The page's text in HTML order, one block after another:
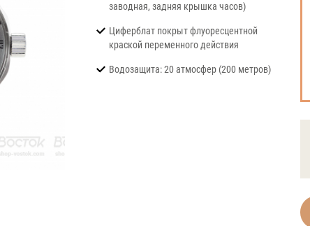
заводная, задняя крышка часов)
Циферблат покрыт флуоресцентной
краской переменного действия
Водозащита: 20 атмосфер (200 метров)